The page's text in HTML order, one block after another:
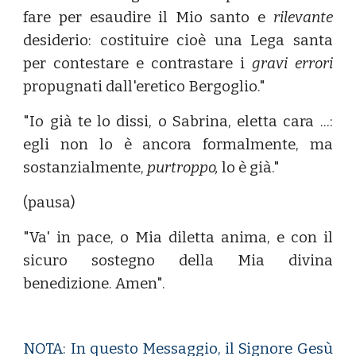
fare per esaudire il Mio santo e rilevante
desiderio: costituire cioè una Lega santa
per contestare e contrastare i gravi errori
propugnati dall'eretico Bergoglio."
"Io già te lo dissi, o Sabrina, eletta cara ...:
egli non lo è ancora formalmente, ma
sostanzialmente, purtroppo,lo è già."
(pausa)
"Va' in pace, o Mia diletta anima, e con il
sicuro sostegno della Mia divina
benedizione. Amen".
NOTA: In questo Messaggio, il Signore Gesù